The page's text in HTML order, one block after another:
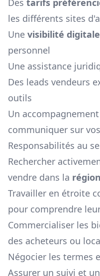
Des tarifs
les différents sites
Une visibilité digitale
personnel
Une assistance
Des leads vendeurs
outils
Un
communiquer sur
Responsabilités au
Rechercher
vendre dans la région
Travailler en étroite
pour comprendre
Commercialiser les
des acheteurs ou
Négocier les termes
Assurer un suivi et